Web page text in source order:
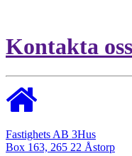
Kontakta oss
Fastighets AB 3Hus
Box 163, 265 22 Åstorp